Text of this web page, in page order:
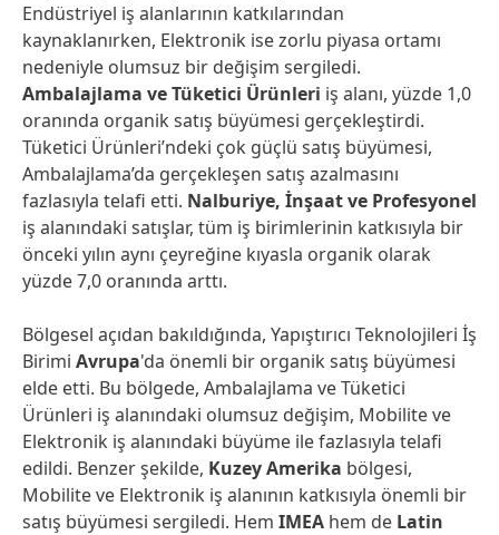
Endüstriyel iş alanlarının katkılarından
kaynaklanırken, Elektronik ise zorlu piyasa ortamı
nedeniyle olumsuz bir değişim sergiledi.
Ambalajlama ve Tüketici Ürünleri iş alanı, yüzde 1,0
oranında organik satış büyümesi gerçekleştirdi.
Tüketici Ürünleri’ndeki çok güçlü satış büyümesi,
Ambalajlama’da gerçekleşen satış azalmasını
fazlasıyla telafi etti. Nalburiye, İnşaat ve Profesyonel
iş alanındaki satışlar, tüm iş birimlerinin katkısıyla bir
önceki yılın aynı çeyreğine kıyasla organik olarak
yüzde 7,0 oranında arttı.
Bölgesel açıdan bakıldığında, Yapıştırıcı Teknolojileri İş
Birimi Avrupa'da önemli bir organik satış büyümesi
elde etti. Bu bölgede, Ambalajlama ve Tüketici
Ürünleri iş alanındaki olumsuz değişim, Mobilite ve
Elektronik iş alanındaki büyüme ile fazlasıyla telafi
edildi. Benzer şekilde, Kuzey Amerika bölgesi,
Mobilite ve Elektronik iş alanının katkısıyla önemli bir
satış büyümesi sergiledi. Hem IMEA hem de Latin